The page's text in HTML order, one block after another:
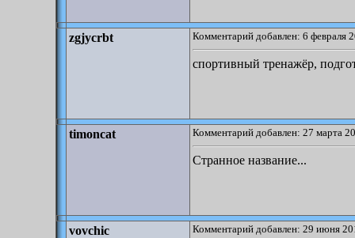
zgjycrbt Комментарий добавлен: 6 февраля
спортивный тренажёр,
timoncat Комментарий добавлен: 27 марта
Странное название...
vovchic Комментарий добавлен: 29 июня